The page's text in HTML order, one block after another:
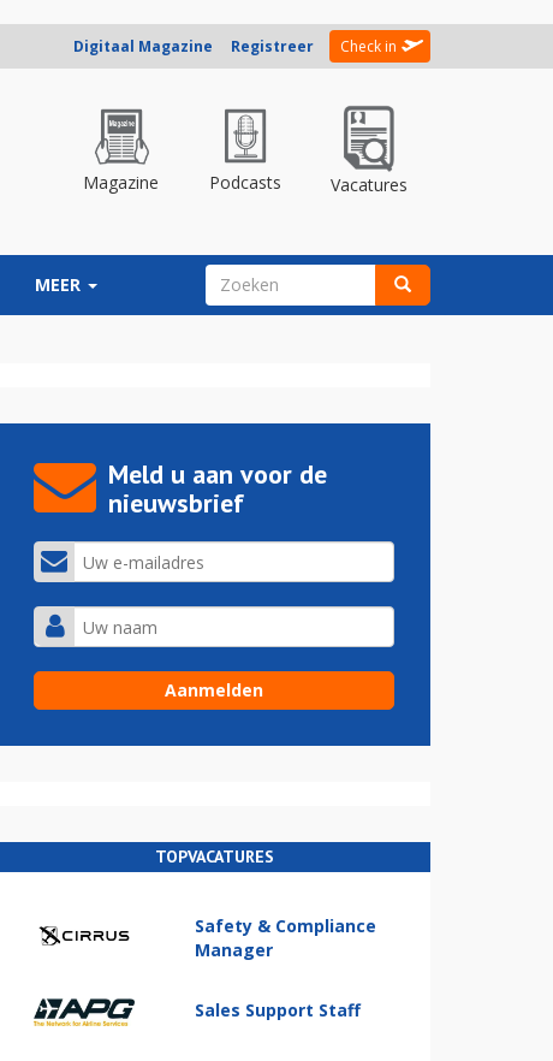
Digitaal Magazine Registreer Check in
Magazine Podcasts Vacatures
MEER ZOEKVELD
Meld u aan voor de
nieuwsbrief
TOPVACATURES
Safety & Compliance
Manager
Sales Support Staff